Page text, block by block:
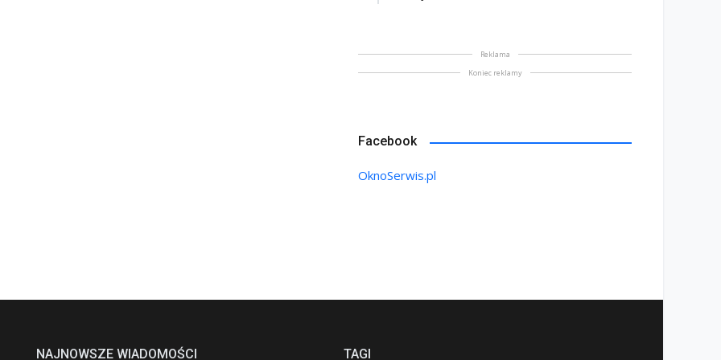
Reklama
Koniec reklamy
Facebook
OknoSerwis.pl
NAJNOWSZE WIADOMOŚCI TAGI